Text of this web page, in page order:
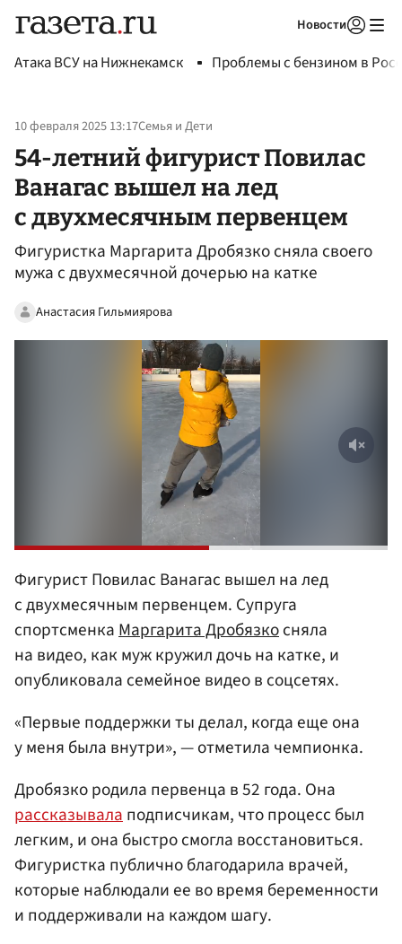
Новости
Атака ВСУ на Нижнекамск Проблемы с бензином в
10 февраля 2025 13:17Семья и Дети
54-летний фигурист Повилас
Ванагас вышел на лед
с двухмесячным первенцем
Фигуристка Маргарита Дробязко сняла своего
мужа с двухмесячной дочерью на катке
Анастасия Гильмиярова
Фигурист Повилас Ванагас вышел на лед
с двухмесячным первенцем. Супруга
спортсменкаМаргарита Дробязкосняла
на видео, как муж кружил дочь на катке, и
опубликовала семейное видео в соцсетях.
«Первые поддержки ты делал, когда еще она
у меня была внутри», — отметила чемпионка.
Дробязко родила первенца в 52 года. Она
рассказывалаподписчикам, что процесс был
легким, и она быстро смогла восстановиться.
Фигуристка публично благодарила врачей,
которые наблюдали ее во время беременности
и поддерживали на каждом шагу.